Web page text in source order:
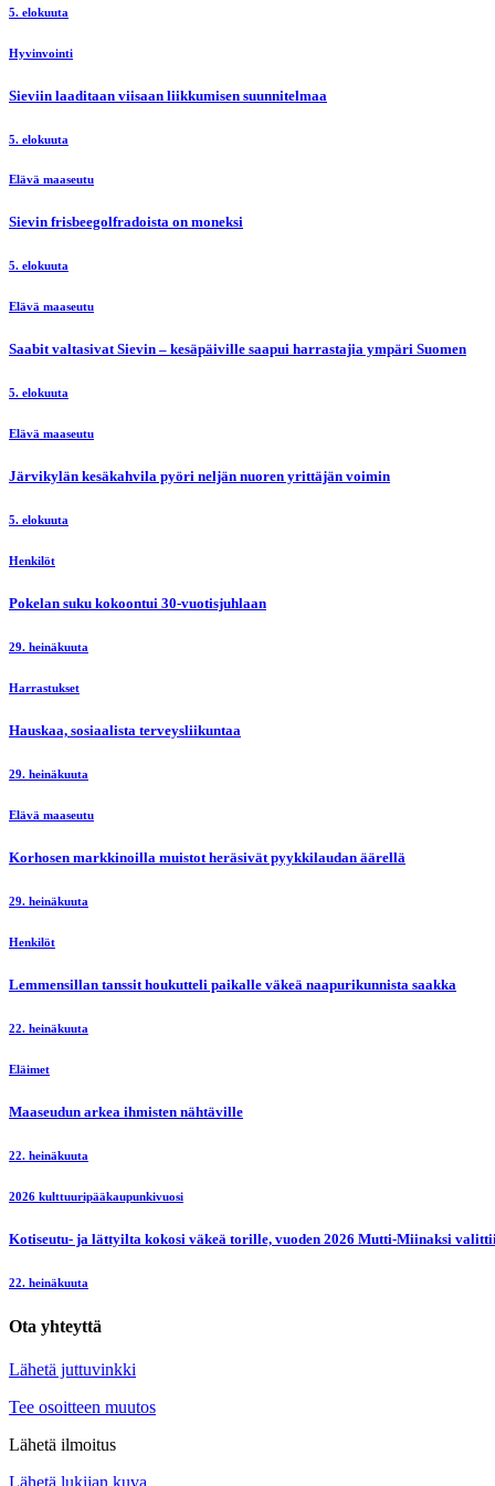
5. elokuuta
Hyvinvointi
Sieviin laaditaan viisaan liikkumisen suunnitelmaa
5. elokuuta
Elävä maaseutu
Sievin frisbeegolfradoista on moneksi
5. elokuuta
Elävä maaseutu
Saabit valtasivat Sievin – kesäpäiville saapui harrastajia ympäri Suomen
5. elokuuta
Elävä maaseutu
Järvikylän kesäkahvila pyöri neljän nuoren yrittäjän voimin
5. elokuuta
Henkilöt
Pokelan suku kokoontui 30-vuotisjuhlaan
29. heinäkuuta
Harrastukset
Hauskaa, sosiaalista terveysliikuntaa
29. heinäkuuta
Elävä maaseutu
Korhosen markkinoilla muistot heräsivät pyykkilaudan äärellä
29. heinäkuuta
Henkilöt
Lemmensillan tanssit houkutteli paikalle väkeä naapurikunnista saakka
22. heinäkuuta
Eläimet
Maaseudun arkea ihmisten nähtäville
22. heinäkuuta
2026 kulttuuripääkaupunkivuosi
Kotiseutu- ja lättyilta kokosi väkeä torille, vuoden 2026 Mutti-Miinaksi
22. heinäkuuta
Ota yhteyttä
Lähetä juttuvinkki
Tee osoitteen muutos
Lähetä ilmoitus
Lähetä lukijan kuva